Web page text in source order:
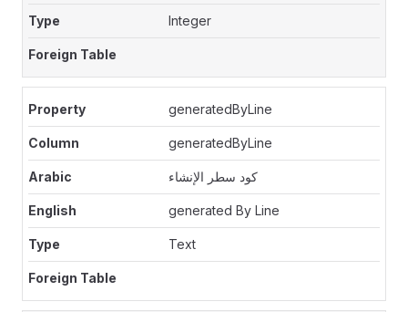
Integer
generatedByLine
generatedByLine
كود سطر الإنشاء
generated By Line
Text